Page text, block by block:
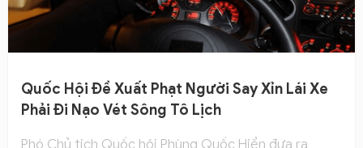
Quốc Hội Đề Xuất Phạt Người Say Xỉn Lái Xe
Phải Đi Nạo Vét Sông Tô Lịch
Phó Chủ tịch Quốc hội Phùng Quốc Hiển đưa ra